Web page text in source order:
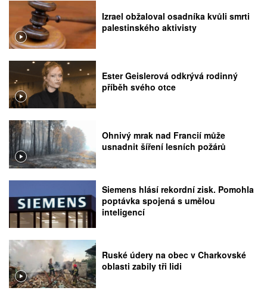
Izrael obžaloval osadníka kvůli smrti
palestinského aktivisty
Ester Geislerová odkrývá rodinný
příběh svého otce
Ohnivý mrak nad Francií může
usnadnit šíření lesních požárů
Siemens hlásí rekordní zisk. Pomohla
poptávka spojená s umělou
inteligencí
Ruské údery na obec v Charkovské
oblasti zabily tři lidi